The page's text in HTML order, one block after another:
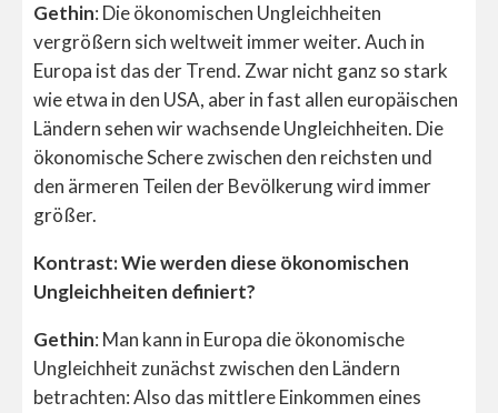
Gethin: Die ökonomischen Ungleichheiten
vergrößern sich weltweit immer weiter. Auch in
Europa ist das der Trend. Zwar nicht ganz so stark
wie etwa in den USA, aber in fast allen europäischen
Ländern sehen wir wachsende Ungleichheiten. Die
ökonomische Schere zwischen den reichsten und
den ärmeren Teilen der Bevölkerung wird immer
größer.
Kontrast: Wie werden diese ökonomischen
Ungleichheiten definiert?
Gethin: Man kann in Europa die ökonomische
Ungleichheit zunächst zwischen den Ländern
betrachten: Also das mittlere Einkommen eines